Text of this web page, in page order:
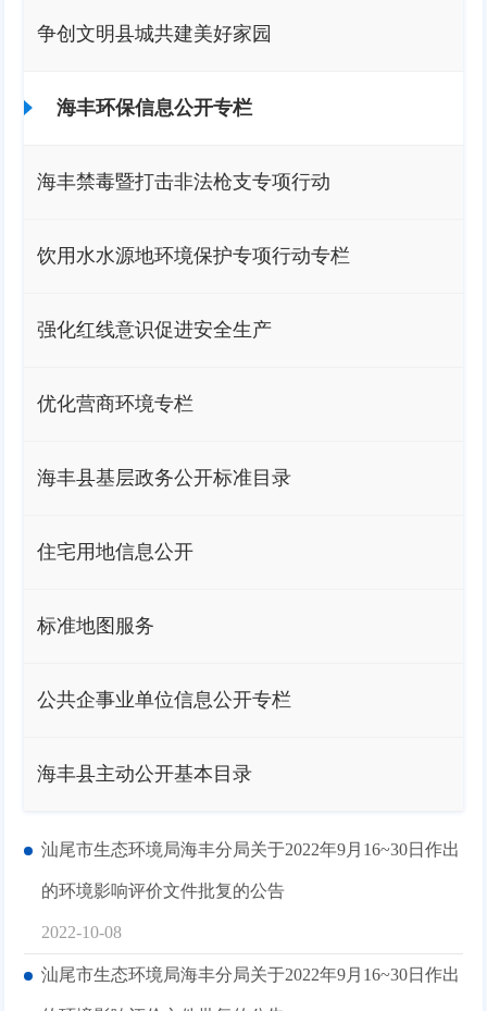
争创文明县城共建美好家园
海丰环保信息公开专栏
海丰禁毒暨打击非法枪支专项行动
饮用水水源地环境保护专项行动专栏
强化红线意识促进安全生产
优化营商环境专栏
海丰县基层政务公开标准目录
住宅用地信息公开
标准地图服务
公共企事业单位信息公开专栏
海丰县主动公开基本目录
汕尾市生态环境局海丰分局关于2022年9月16~30日作出
的环境影响评价文件批复的公告
2022-10-08
汕尾市生态环境局海丰分局关于2022年9月16~30日作出